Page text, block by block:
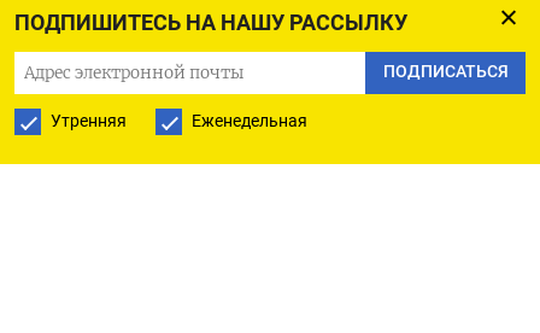
ПОДПИШИТЕСЬ НА НАШУ РАССЫЛКУ
ПОДПИСАТЬСЯ
Утренняя Еженедельная
«Это была действительно хорошая динамика, и
она немного застопорилась, - сказал Имре
Спейзер из Westpac. - Возможно, он достиг
пределов этой стадии ралли и нуждается в
небольшой коррекции».